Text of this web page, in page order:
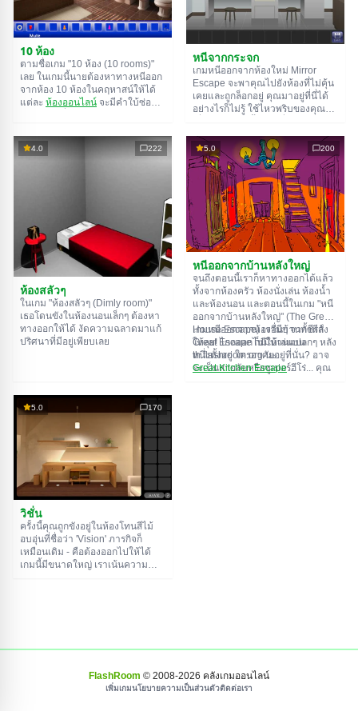
10 ห้อง
ตามชื่อเกม "10 ห้อง (10 rooms)"
เลย ในเกมนี้นายต้องหาทางหนีออก
จากห้อง 10 ห้องในคฤหาสน์ให้ได้
แต่ละ ห้องออนไลน์ จะมีคำใบ้ซ่อน
อีกห้องนึง เป็นแบบนี้ไปเรื่อยๆ จนถึง
ห้องที่สิบ ลองเคลียร์ให้ครบทุกห้องสิ!
หนีจากกระจก
เกมหนีออกจากห้องใหม่ Mirror
Escape จะพาคุณไปยังห้องที่ไม่คุ้น
เคยและถูกล็อกอยู่ คุณมาอยู่ที่นี่ได้
อย่างไรก็ไม่รู้ ใช้ไหวพริบของคุณ
ไว้ให้และหาทางสู่อิสรภาพ สำรวจ
ห้องอย่างละเอียด บางทีคุณอาจจะ
เจอเบาะแสบางอย่างก็ได้ ขอให้โชค
4.0 222
ห้องสลัวๆ
ในเกม "ห้องสลัวๆ (Dimly room)"
เธอโดนขังในห้องนอนเล็กๆ ต้องหา
ทางออกให้ได้ งัดความฉลาดมาแก้
ปริศนาที่มีอยู่เพียบเลย
5.0 200
หนีออกจากบ้านหลังใหญ่
จนถึงตอนนี้เราก็หาทางออกได้แล้ว
ทั้งจากห้องครัว ห้องนั่งเล่น ห้องน้ำ
และห้องนอน และตอนนี้ในเกม "หนี
ออกจากบ้านหลังใหญ่" (The Great
House Escape) เรามีบ้านทั้งหลัง
ให้ลุย! ไกลออกไปมีบ้านแปลกๆ หลัง
หนึ่งตั้งอยู่ ใครอาศัยอยู่ที่นั่น? อาจ
จะเป็นสายลับหรือซูเปอร์ฮีโร่... คุณ
เกมหนีออกจากห้องอื่นๆ จากซีรีส์
Great Escape ก็มีให้เล่นบน
th.flashroom.org นะ:
Great Kitchen Escape
5.0 170
วิชั่น
ครั้งนี้คุณถูกขังอยู่ในห้องโทนสีไม้
อบอุ่นที่ชื่อว่า 'Vision' ภารกิจก็
เหมือนเดิม - คือต้องออกไปให้ได้
เกมนี้มีขนาดใหญ่ เราเน้นความ
FlashRoom © 2008-2026 คลังเกมออนไลน์
เพิ่มเกมนโยบายความเป็นส่วนตัวติดต่อเรา